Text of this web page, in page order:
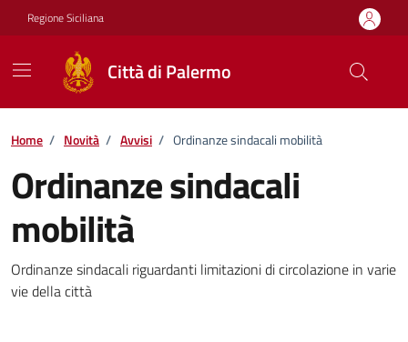
Vai ai contenuti
Vai al footer
Regione Siciliana
Città di Palermo
Home / Novità / Avvisi / Ordinanze sindacali mobilità
Ordinanze sindacali
mobilità
Dettagli della notizia
Ordinanze sindacali riguardanti limitazioni di circolazione in varie
vie della città